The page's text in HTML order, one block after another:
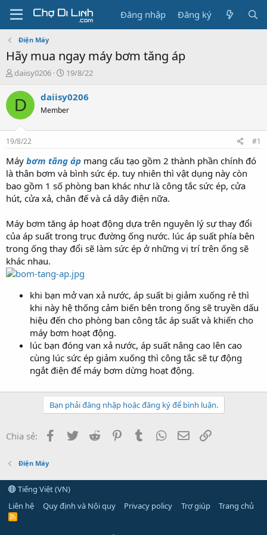
Đăng nhập Đăng ký
Điện Máy
Hãy mua ngay máy bơm tăng áp
T
r
a
s
t
a
r
t
e
r
daiisy0206
N
à
g
19/8/22
D daiisy0206
Member
19/8/22 #1
Máy bơm tăng áp mang cấu tạo gồm 2 thành phần chính đó
là thân bơm và bình sức ép. tuy nhiên thì vật dụng này còn
bao gồm 1 số phòng ban khác như là công tắc sức ép, cửa
hút, cửa xả, chân đế và cả dây điện nữa.
Máy bơm tăng áp hoạt động dựa trên nguyên lý sự thay đổi
của áp suất trong trục đường ống nước. lúc áp suất phía bên
trong ống thay đổi sẽ làm sức ép ở những vị trí trên ống sẽ
khác nhau.
khi bạn mở van xả nước, áp suất bị giảm xuống rẻ thì
khi này hệ thống cảm biến bên trong ống sẽ truyền dấu
hiệu đến cho phòng ban công tắc áp suất và khiến cho
máy bơm hoạt động.
lúc bạn đóng van xả nước, áp suất nâng cao lên cao
cùng lúc sức ép giảm xuống thì công tắc sẽ tự động
ngắt điện để máy bơm dừng hoạt động.
Bạn phải đăng nhập hoặc đăng ký để bình luận.
Chia sẻ: Facebook
Twitter Reddit PinterestTumblr WhatsApp
Email
Điện Máy
Tiếng Việt (VN)
Liên hệ
Quy định và Nội quy Privacy policy Trợ giúp Trang chủ
R